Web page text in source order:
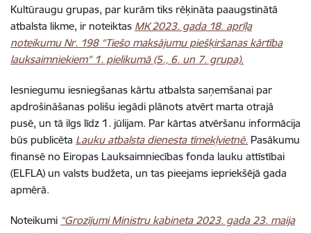
Kultūraugu grupas, par kurām tiks rēķināta paaugstinātā
atbalsta likme, ir noteiktas MK 2023. gada 18. aprīļa
noteikumu Nr. 198 “Tiešo maksājumu piešķiršanas kārtība
lauksaimniekiem” 1. pielikumā (5., 6. un 7. grupa).
Iesniegumu iesniegšanas kārtu atbalsta saņemšanai par
apdrošināšanas polišu iegādi plānots atvērt marta otrajā
pusē, un tā ilgs līdz 1. jūlijam. Par kārtas atvēršanu informācija
būs publicēta Lauku atbalsta dienesta tīmekļvietnē. Pasākumu
finansē no Eiropas Lauksaimniecības fonda lauku attīstībai
(ELFLA) un valsts budžeta, un tas pieejams iepriekšējā gada
apmērā.
Noteikumi “Grozījumi Ministru kabineta 2023. gada 23. maija